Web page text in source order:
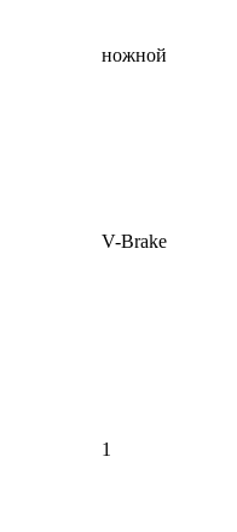
ножной
V-Brake
1